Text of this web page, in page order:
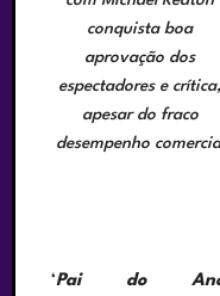
conquista boa
aprovação dos
espectadores e crítica,
apesar do fraco
desempenho
‘Pai do